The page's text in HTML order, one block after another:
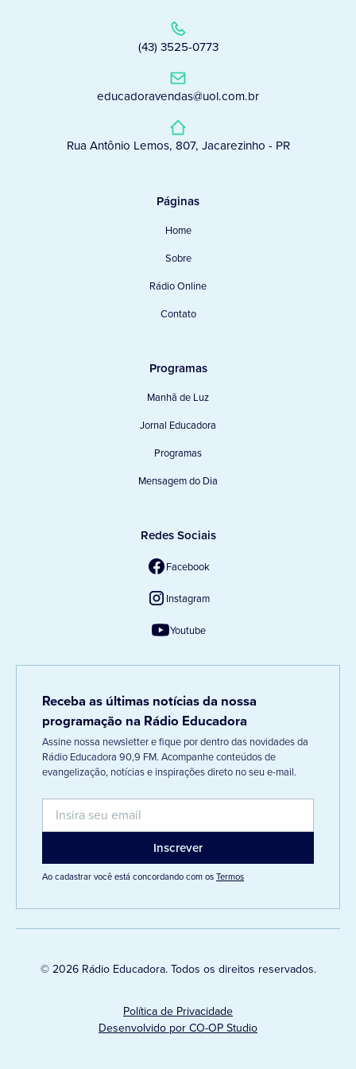
(43) 3525-0773
educadoravendas@uol.com.br
Rua Antônio Lemos, 807, Jacarezinho - PR
Páginas
Home
Sobre
Rádio Online
Contato
Programas
Manhã de Luz
Jornal Educadora
Programas
Mensagem do Dia
Redes Sociais
Facebook
Instagram
Youtube
Receba as últimas notícias da nossa
programação na Rádio Educadora
Assine nossa newsletter e fique por dentro das novidades da
Rádio Educadora 90,9 FM. Acompanhe conteúdos de
evangelização, notícias e inspirações direto no seu e-mail.
Ao cadastrar você está concordando com osTermos
© 2026 Rádio Educadora. Todos os direitos reservados.
Política de Privacidade
Desenvolvido por CO-OP Studio